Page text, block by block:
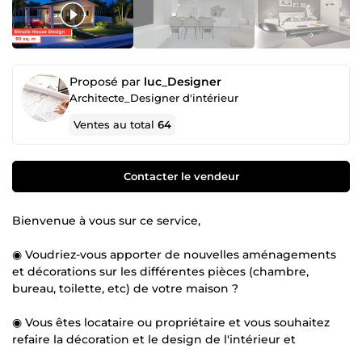
Proposé par luc_Designer
Architecte_Designer d'intérieur
Ventes au total64
Contacter le vendeur
Bienvenue à vous sur ce service,
◉ Voudriez-vous apporter de nouvelles aménagements
et décorations sur les différentes pièces (chambre,
bureau, toilette, etc) de votre maison ?
◉ Vous êtes locataire ou propriétaire et vous souhaitez
refaire la décoration et le design de l'intérieur et